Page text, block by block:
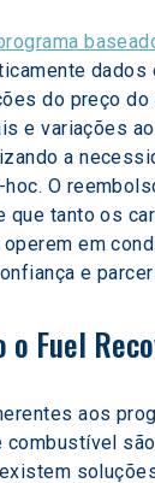
dados
do preço
e variações
a
O
que tanto os
em
e
o Fuel
aos
combustível